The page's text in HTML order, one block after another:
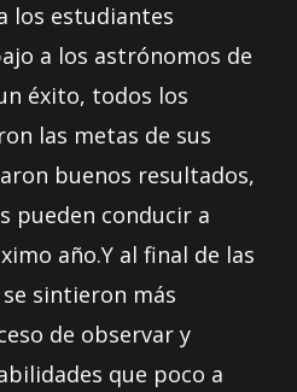
los estudiantes
a los astrónomos de
éxito, todos los
las metas de sus
buenos resultados,
pueden conducir a
año.Y al final de las
sintieron más
de observar y
que poco a